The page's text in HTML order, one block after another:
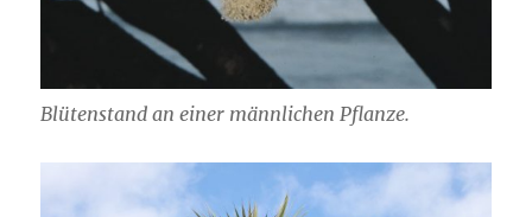
Blütenstand an einer männlichen Pflanze.